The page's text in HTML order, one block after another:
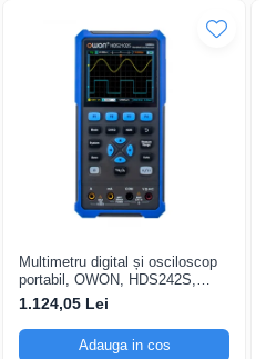
Multimetru digital și osciloscop
portabil, OWON, HDS242S,
200mV-1kV, 200mA-
1.124,05 Lei
Adauga in cos